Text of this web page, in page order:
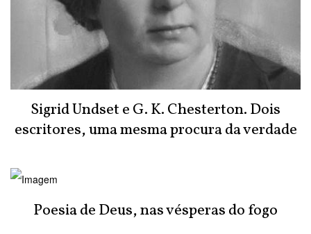
Sigrid Undset e G. K. Chesterton. Dois
escritores, uma mesma procura da verdade
Poesia de Deus, nas vésperas do fogo